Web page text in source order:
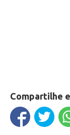
Compartilhe